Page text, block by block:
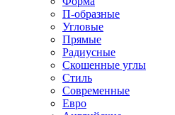
П-образные
Угловые
Прямые
Радиусные
Скошенные углы
Стиль
Современные
Евро